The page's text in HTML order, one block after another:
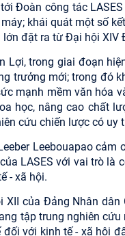
Đoàn công tác
khái quát một số
đặt ra từ Đại hội XIV
Lợi, trong giai đoạn
trưởng mới; trong đó
mạnh mềm văn hóa
học, nâng cao chất
cứu chiến lược có uy
Leebouapao
LASES với vai trò
- xã hội.
của Đảng Nhân
tập trung nghiên
với kinh tế - xã hội